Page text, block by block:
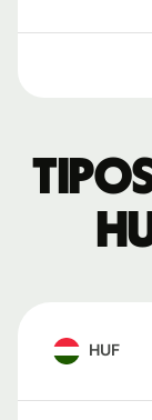
HUF